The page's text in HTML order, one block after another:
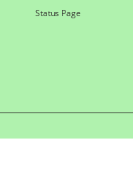
Status Page